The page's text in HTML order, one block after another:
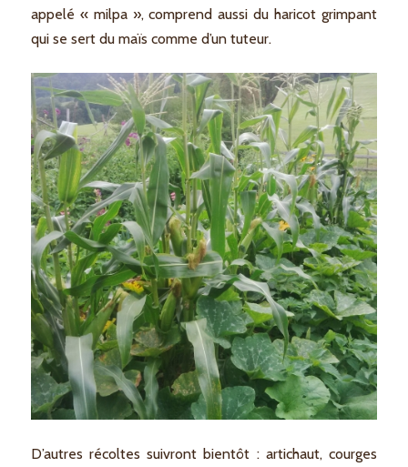
appelé « milpa », comprend aussi du haricot grimpant
qui se sert du maïs comme d’un tuteur.
D’autres récoltes suivront bientôt : artichaut, courges